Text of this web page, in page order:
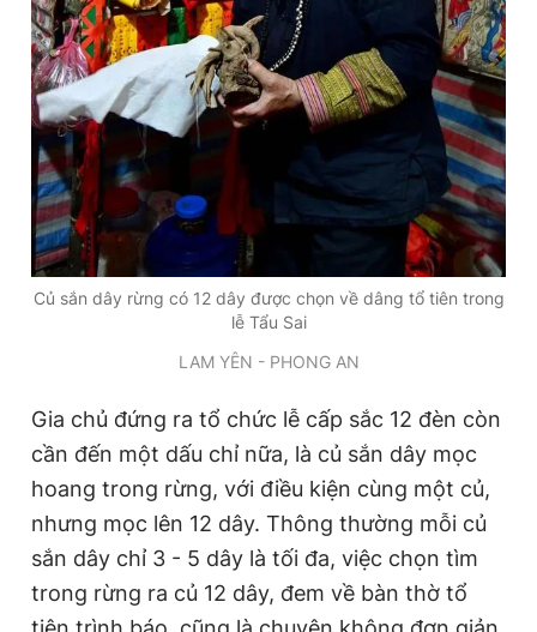
Củ sắn dây rừng có 12 dây được chọn về dâng tổ tiên trong
lễ Tẩu Sai
LAM YÊN - PHONG AN
Gia chủ đứng ra tổ chức lễ cấp sắc 12 đèn còn
cần đến một dấu chỉ nữa, là củ sắn dây mọc
hoang trong rừng, với điều kiện cùng một củ,
nhưng mọc lên 12 dây. Thông thường mỗi củ
sắn dây chỉ 3 - 5 dây là tối đa, việc chọn tìm
trong rừng ra củ 12 dây, đem về bàn thờ tổ